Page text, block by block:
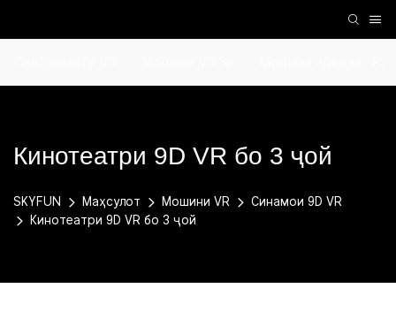
Кинотеатри 9D VR бо 3 ҷой
SKYFUN Маҳсулот Мошини VR
Синамои 9D VR
Кинотеатри 9D VR бо 3 ҷой